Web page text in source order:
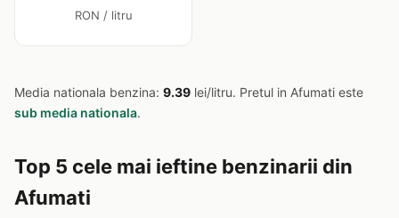
RON / litru
Media nationala benzina: 9.39 lei/litru. Pretul in Afumati este
sub media nationala.
Top 5 cele mai ieftine benzinarii din
Afumati